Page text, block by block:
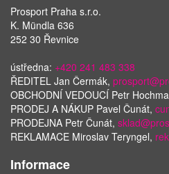
Prosport Praha s.r.o.
K. Mündla 636
252 30 Řevnice
ústředna: +420 241 483 338
ŘEDITEL Jan Čermák,
OBCHODNÍ VEDOUCÍ Petr
PRODEJ A NÁKUP Pavel Čunát,
PRODEJNA Petr Čunát,
REKLAMACE Miroslav Teryngel,
Informace